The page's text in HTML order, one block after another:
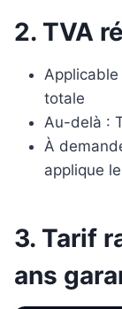
2. TVA
totale
Au-delà :
À
applique
3. Tarif
ans